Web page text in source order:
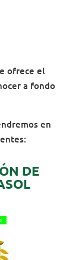
ofrece el
a fondo
en
DE